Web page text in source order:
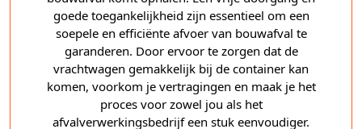
goede toegankelijkheid zijn essentieel om een
soepele en efficiënte afvoer van bouwafval te
garanderen. Door ervoor te zorgen dat de
vrachtwagen gemakkelijk bij de container kan
komen, voorkom je vertragingen en maak je het
proces voor zowel jou als het
afvalverwerkingsbedrijf een stuk eenvoudiger.